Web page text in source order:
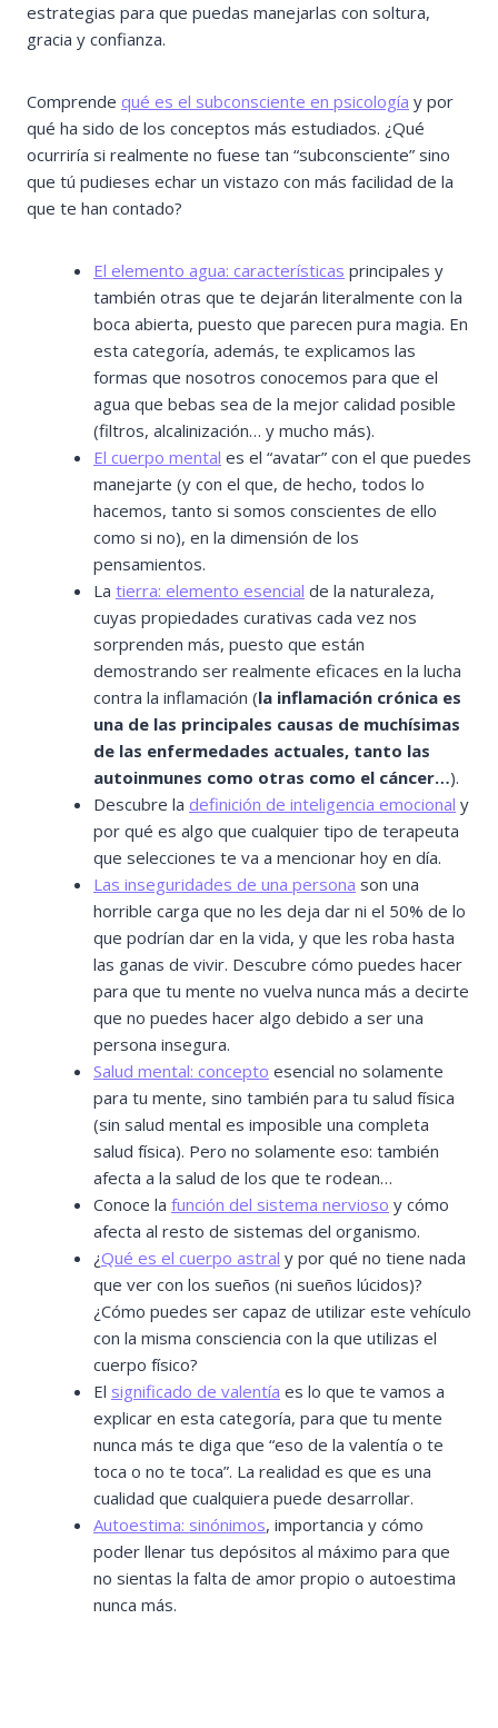
estrategias para que puedas manejarlas con soltura,
gracia y confianza.
Comprende qué es el subconsciente en psicología y por
qué ha sido de los conceptos más estudiados. ¿Qué
ocurriría si realmente no fuese tan “subconsciente” sino
que tú pudieses echar un vistazo con más facilidad de la
que te han contado?
El elemento agua: características principales y
también otras que te dejarán literalmente con la
boca abierta, puesto que parecen pura magia. En
esta categoría, además, te explicamos las
formas que nosotros conocemos para que el
agua que bebas sea de la mejor calidad posible
(filtros, alcalinización… y mucho más).
El cuerpo mental es el “avatar” con el que puedes
manejarte (y con el que, de hecho, todos lo
hacemos, tanto si somos conscientes de ello
como si no), en la dimensión de los
pensamientos.
La tierra: elemento esencial de la naturaleza,
cuyas propiedades curativas cada vez nos
sorprenden más, puesto que están
demostrando ser realmente eficaces en la lucha
contra la inflamación (la inflamación crónica es
una de las principales causas de muchísimas
de las enfermedades actuales, tanto las
autoinmunes como otras como el cáncer…).
Descubre la definición de inteligencia emocional y
por qué es algo que cualquier tipo de terapeuta
que selecciones te va a mencionar hoy en día.
Las inseguridades de una persona son una
horrible carga que no les deja dar ni el 50% de lo
que podrían dar en la vida, y que les roba hasta
las ganas de vivir. Descubre cómo puedes hacer
para que tu mente no vuelva nunca más a decirte
que no puedes hacer algo debido a ser una
persona insegura.
Salud mental: concepto esencial no solamente
para tu mente, sino también para tu salud física
(sin salud mental es imposible una completa
salud física). Pero no solamente eso: también
afecta a la salud de los que te rodean…
Conoce la función del sistema nervioso y cómo
afecta al resto de sistemas del organismo.
¿Qué es el cuerpo astral y por qué no tiene nada
que ver con los sueños (ni sueños lúcidos)?
¿Cómo puedes ser capaz de utilizar este vehículo
con la misma consciencia con la que utilizas el
cuerpo físico?
El significado de valentía es lo que te vamos a
explicar en esta categoría, para que tu mente
nunca más te diga que “eso de la valentía o te
toca o no te toca”. La realidad es que es una
cualidad que cualquiera puede desarrollar.
Autoestima: sinónimos, importancia y cómo
poder llenar tus depósitos al máximo para que
no sientas la falta de amor propio o autoestima
nunca más.